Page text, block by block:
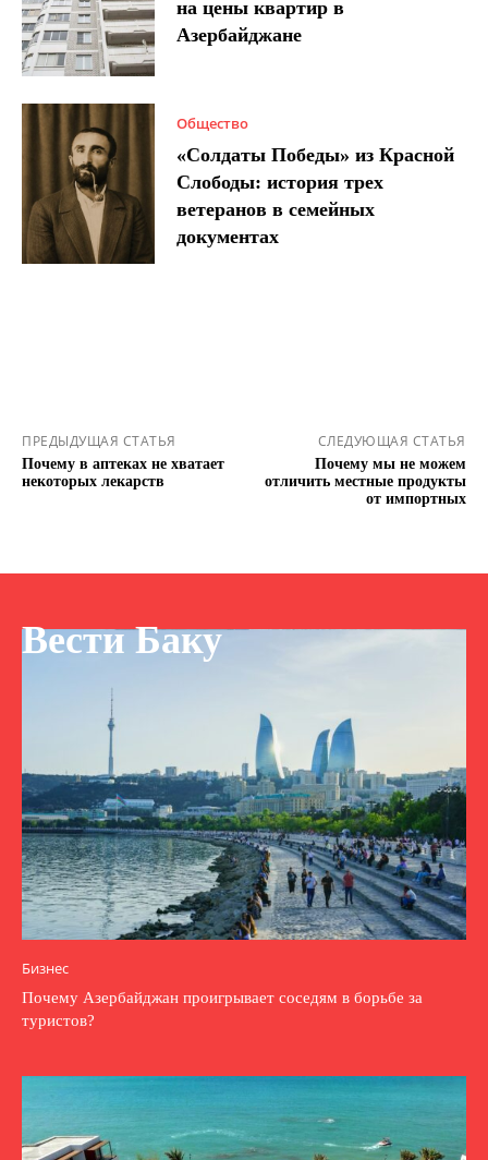
на цены квартир в
Азербайджане
Общество
«Солдаты Победы» из Красной
Слободы: история трех
ветеранов в семейных
документах
ПРЕДЫДУЩАЯ СТАТЬЯ
Почему в аптеках не хватает
некоторых лекарств
СЛЕДУЮЩАЯ СТАТЬЯ
Почему мы не можем
отличить местные продукты
от импортных
Вести Баку
Бизнес
Почему Азербайджан проигрывает соседям в борьбе за
туристов?